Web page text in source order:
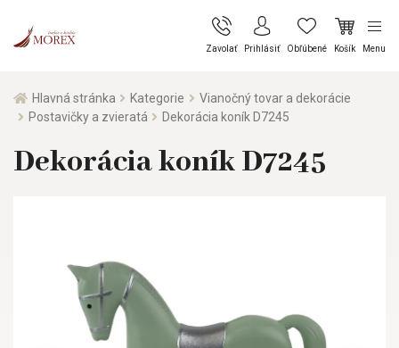
Zavolať Prihlásiť Obľúbené Košík Menu
Hlavná stránka Kategorie
Vianočný tovar a dekorácie
Postavičky a zvieratá
Dekorácia koník D7245
Dekorácia koník D7245